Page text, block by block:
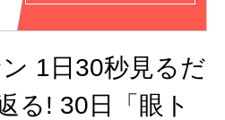
1日30秒見るだ
る! 30日「眼ト